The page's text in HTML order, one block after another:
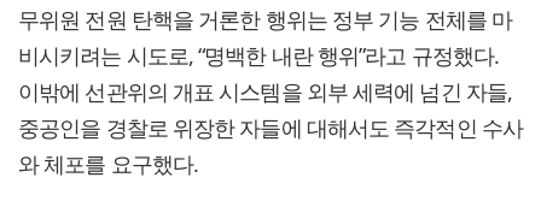
무위원 전원 탄핵을 거론한 행위는 정부 기능 전체를 마
비시키려는 시도로, “명백한 내란 행위”라고 규정했다.
이밖에 선관위의 개표 시스템을 외부 세력에 넘긴 자들,
중공인을 경찰로 위장한 자들에 대해서도 즉각적인 수사
와 체포를 요구했다.